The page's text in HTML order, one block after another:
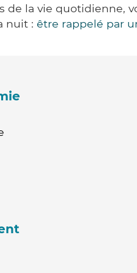
de la vie
nuit : être rappelé par